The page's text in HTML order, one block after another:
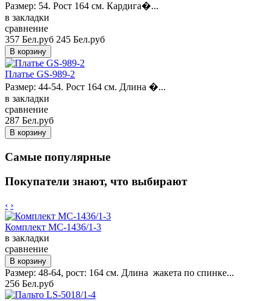
Размер: 54. Рост 164 см. Кардига�...
в закладки
сравнение
357 Бел.руб 245 Бел.руб
Платье GS-989-2
Размер: 44-54. Рост 164 см. Длина �...
в закладки
сравнение
287 Бел.руб
Самые популярные
Покупатели знают, что выбирают
‹ ›
Комплект MC-1436/1-3
в закладки
сравнение
Размер: 48-64, рост: 164 см. Длина жакета по спинке...
256 Бел.руб